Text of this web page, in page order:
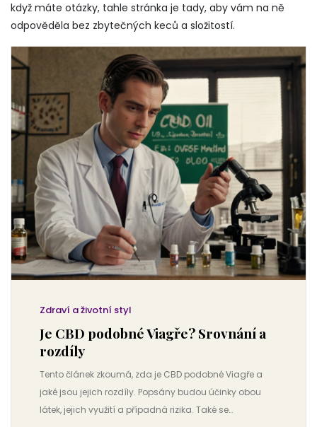
když máte otázky, tahle stránka je tady, aby vám na ně
odpověděla bez zbytečných keců a složitostí.
Zdraví a životní styl
Je CBD podobné Viagře? Srovnání a
rozdíly
Tento článek zkoumá, zda je CBD podobné Viagře a
jaké jsou jejich rozdíly. Popsány budou účinky obou
látek, jejich využití a případná rizika. Také se